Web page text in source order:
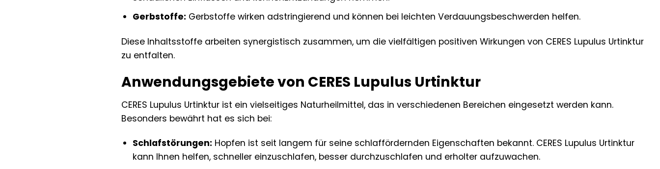
Gerbstoffe: Gerbstoffe wirken adstringierend und können bei leichten Verdauungsbeschwerden helfen.
Diese Inhaltsstoffe arbeiten synergistisch zusammen, um die vielfältigen positiven Wirkungen von CERES Lupulus Urtinktur
zu entfalten.
Anwendungsgebiete von CERES Lupulus Urtinktur
CERES Lupulus Urtinktur ist ein vielseitiges Naturheilmittel, das in verschiedenen Bereichen eingesetzt werden kann.
Besonders bewährt hat es sich bei:
Schlafstörungen: Hopfen ist seit langem für seine schlaffördernden Eigenschaften bekannt. CERES Lupulus Urtinktur
kann Ihnen helfen, schneller einzuschlafen, besser durchzuschlafen und erholter aufzuwachen.